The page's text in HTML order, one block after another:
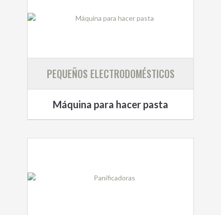
PEQUEÑOS ELECTRODOMÉSTICOS
Máquina para hacer pasta